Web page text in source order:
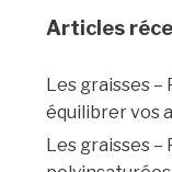
Articles
Les graisses –
équilibrer vos
Les graisses –